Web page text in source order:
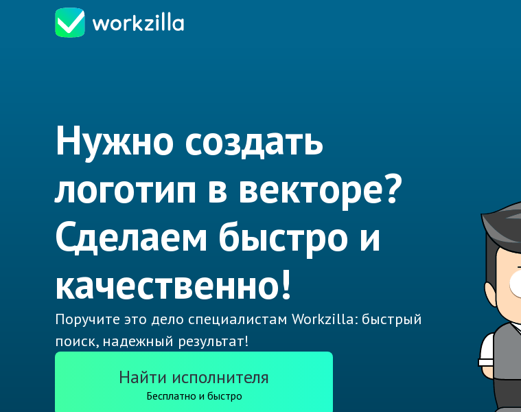
Нужно создать
логотип в векторе?
Сделаем быстро и
качественно!
Поручите это дело специалистам Workzilla: быстрый
поиск, надежный результат!
Найти исполнителя
Бесплатно и быстро